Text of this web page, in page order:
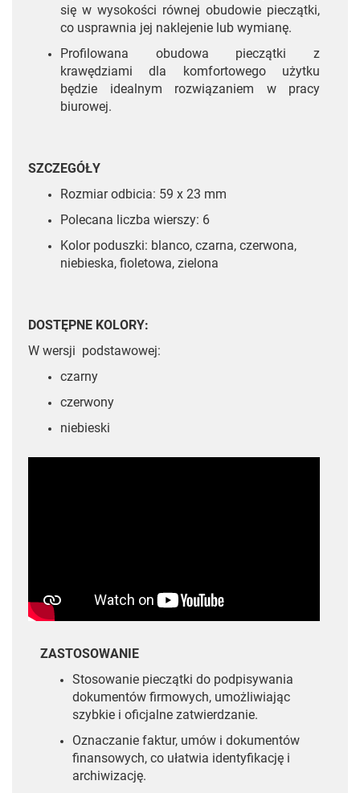
się w wysokości równej obudowie pieczątki,
co usprawnia jej naklejenie lub wymianę.
Profilowana obudowa pieczątki z
krawędziami dla komfortowego użytku
będzie idealnym rozwiązaniem w pracy
biurowej.
SZCZEGÓŁY
Rozmiar odbicia: 59 x 23 mm
Polecana liczba wierszy: 6
Kolor poduszki: blanco, czarna, czerwona,
niebieska, fioletowa, zielona
DOSTĘPNE KOLORY:
W wersji podstawowej:
czarny
czerwony
niebieski
ZASTOSOWANIE
Stosowanie pieczątki do podpisywania
dokumentów firmowych, umożliwiając
szybkie i oficjalne zatwierdzanie.
Oznaczanie faktur, umów i dokumentów
finansowych, co ułatwia identyfikację i
archiwizację.